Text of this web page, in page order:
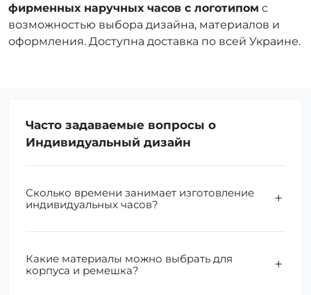
фирменных наручных часов с логотипом с
возможностью выбора дизайна, материалов и
оформления. Доступна доставка по всей Украине.
Часто задаваемые вопросы о
Индивидуальный дизайн
Сколько времени занимает изготовление
индивидуальных часов?
Какие материалы можно выбрать для
корпуса и ремешка?